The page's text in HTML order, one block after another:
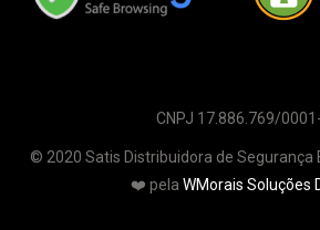
CNPJ 17.886.769/
© 2020 Satis Distribuidora de Segurança
❤️ pela WMorais Soluções